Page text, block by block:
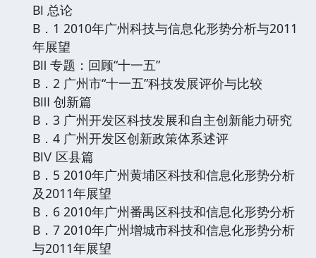
BⅠ 总论
B．1 2010年广州科技与信息化形势分析与2011
年展望
BⅡ 专题：回顾“十一五”
B．2 广州市“十一五”科技发展评价与比较
BⅢ 创新篇
B．3 广州开发区科技发展和自主创新能力研究
B．4 广州开发区创新政策体系述评
BⅣ 区县篇
B．5 2010年广州黄埔区科技和信息化形势分析
及2011年展望
B．6 2010年广州番禺区科技和信息化形势分析
B．7 2010年广州增城市科技和信息化形势分析
与2011年展望